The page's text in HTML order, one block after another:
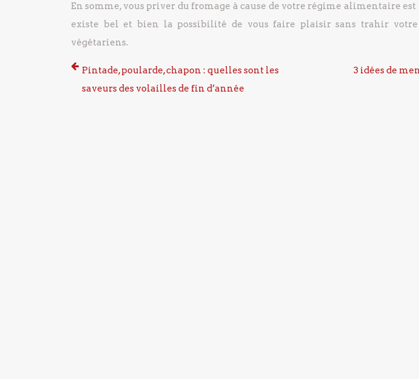
En somme, vous priver du fromage à cause de votre régime alimentaire
existe bel et bien la possibilité de vous faire plaisir sans trahir
végétariens.
Pintade, poularde, chapon : quelles sont les
saveurs des volailles de fin d’année
3 idées de